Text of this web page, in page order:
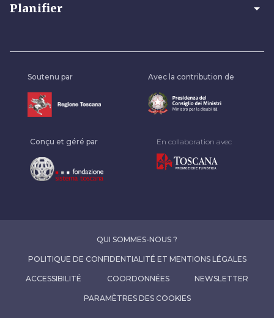
Planifier arrow_drop_down
Soutenu par Avec la contribution de
Conçu et géré par En collaboration avec
QUI SOMMES-NOUS ?
POLITIQUE DE CONFIDENTIALITÉ ET MENTIONS LÉGALES
ACCESSIBILITÉ COORDONNÉES NEWSLETTER
PARAMÈTRES DES COOKIES